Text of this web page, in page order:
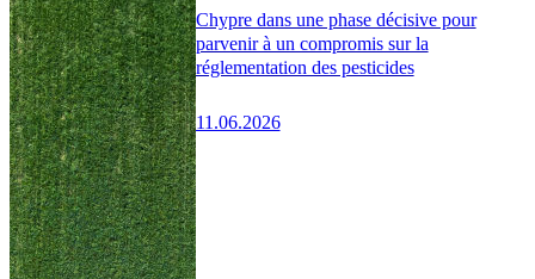
Chypre dans une phase décisive pour
parvenir à un compromis sur la
réglementation des pesticides
11.06.2026